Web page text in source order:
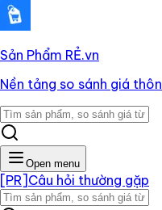
Sản Phẩm RẺ.vn
Nền tảng so sánh giá
Open menu
[PR] Câu hỏi thường gặp